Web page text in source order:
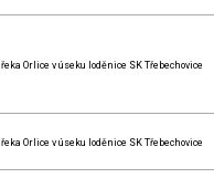
řeka Orlice v úseku loděnice SK Třebechovice
řeka Orlice v úseku loděnice SK Třebechovice